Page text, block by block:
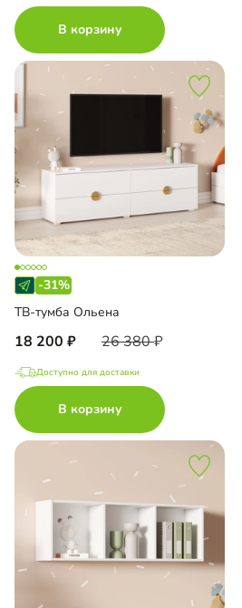
В корзину
-31%
ТВ-тумба Ольена
18 200 26 380
Доступно для доставки
В корзину